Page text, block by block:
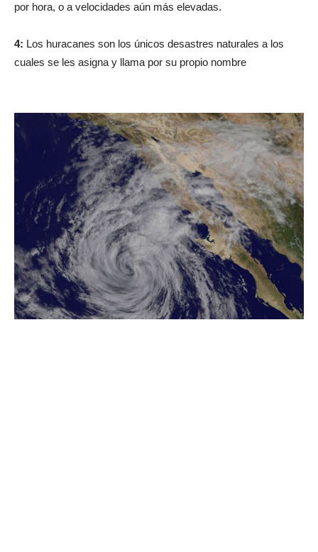
por hora, o a velocidades aún más elevadas.
4: Los huracanes son los únicos desastres naturales a los
cuales se les asigna y llama por su propio nombre